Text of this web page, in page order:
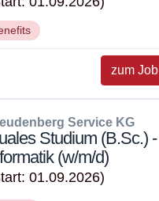
zum Job
Service KG
Studium (B.Sc.) -
(w/m/d)
01.09.2026)